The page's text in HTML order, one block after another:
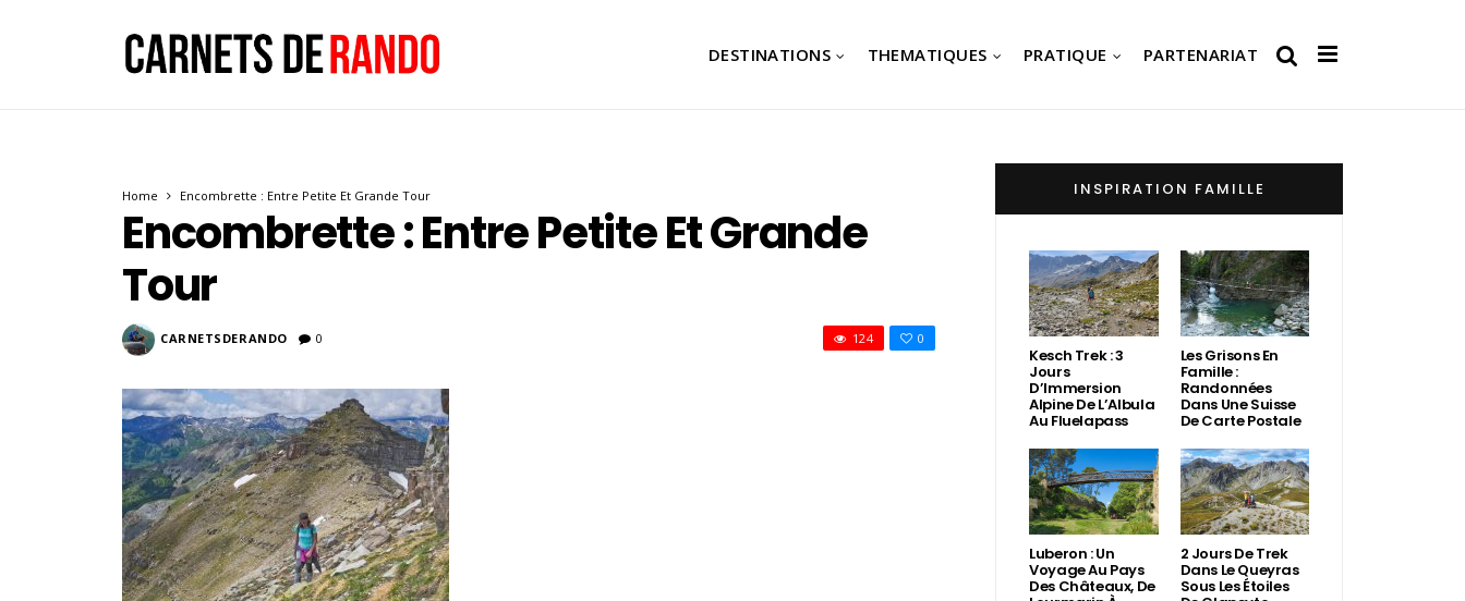
DESTINATIONS THEMATIQUES PRATIQUE PARTENARIAT
Home Encombrette : Entre Petite Et Grande Tour
Encombrette : Entre Petite Et Grande
Tour
CARNETSDERANDO 0 0
124
INSPIRATION FAMILLE
Kesch Trek : 3
Jours
D’Immersion
Alpine De L’Albula
Au Fluelapass
Les Grisons En
Famille :
Randonnées
Dans Une Suisse
De Carte Postale
Luberon : Un
Voyage Au Pays
Des Châteaux, De
2 Jours De Trek
Dans Le Queyras
Sous Les Étoiles